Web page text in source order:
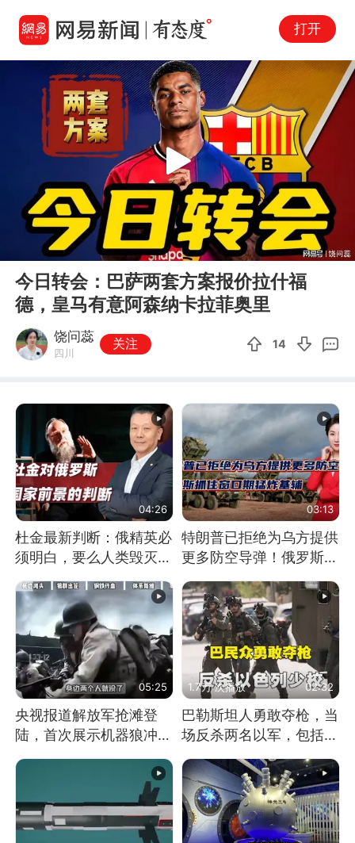
打开
00:00 02:05
Play
今日转会：巴萨两套方案报价拉什福
德，皇马有意阿森纳卡拉菲奥里
饶问蕊
四川
关注 14
04:26
杜金最新判断：俄精英必
须明白，要么人类毁灭，
要么俄毁灭
03:13
特朗普已拒绝为乌方提供
更多防空导弹！俄罗斯抓
住窗口期猛炸基辅
05:25
央视报道解放军抢滩登
陆，首次展示机器狼冲
1.7万 次播放 02:32
巴勒斯坦人勇敢夺枪，当
场反杀两名以军，包括一